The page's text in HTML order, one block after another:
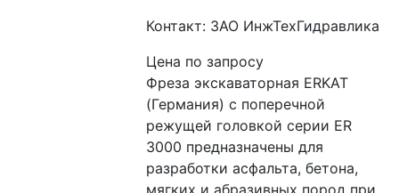
Контакт: ЗАО ИнжТехГидравлика
Цена по запросу
Фреза экскаваторная ERKAT
(Германия) c поперечной
режущей головкой серии ER
3000 предназначены для
разработки асфальта, бетона,
мягких и абразивных пород при